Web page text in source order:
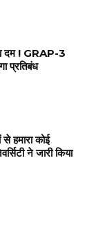
दम ! GRAP-3
प्रतिबंध
से हमारा कोई
ने जारी किया